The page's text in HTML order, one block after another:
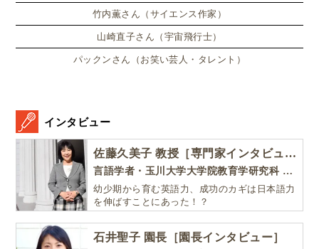
竹内薫さん（サイエンス作家）
山崎直子さん（宇宙飛行士）
パックンさん（お笑い芸人・タレント）
インタビュー
佐藤久美子 教授［専門家インタビュー］
言語学者・玉川大学大学院教育学研究科 教授・NHK「えいごであそぼ」総合指導
幼少期から育む英語力、成功のカギは日本語力
を伸ばすことにあった！？
石井聖子 園長［園長インタビュー］